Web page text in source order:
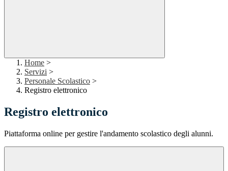
Home >
Servizi >
Personale Scolastico >
Registro elettronico
Registro elettronico
Piattaforma online per gestire l'andamento scolastico degli alunni.